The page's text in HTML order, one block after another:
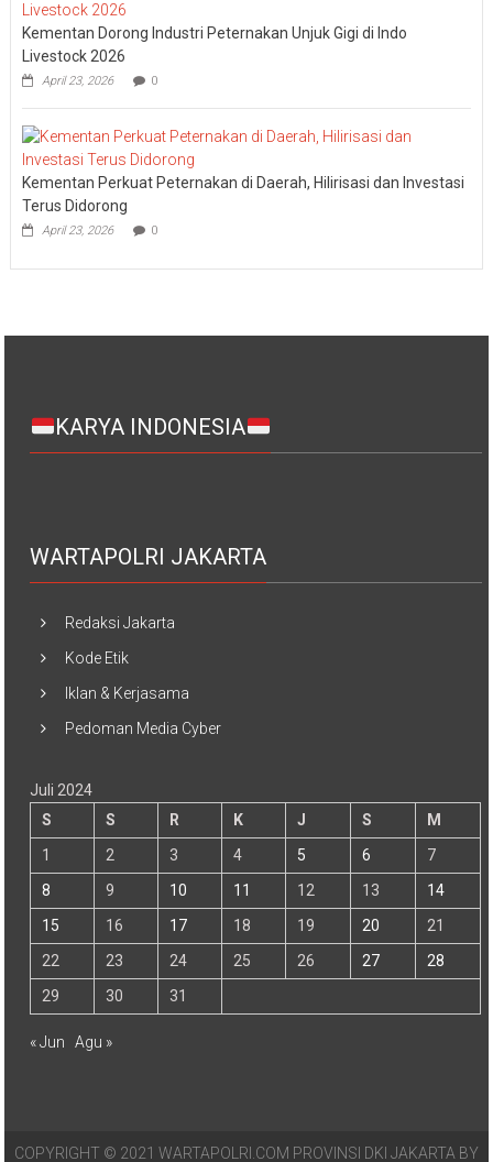
Kementan Dorong Industri Peternakan Unjuk Gigi di Indo
Livestock 2026
April 23, 2026 0
Kementan Perkuat Peternakan di Daerah, Hilirisasi dan Investasi
Terus Didorong
April 23, 2026 0
KARYA INDONESIA
WARTAPOLRI JAKARTA
Redaksi Jakarta
Kode Etik
Iklan & Kerjasama
Pedoman Media Cyber
Juli 2024
S
S R K J S
M
1
2 3 4 5 6
7
8
9 10 11 12 13
14
15
16 17 18 19 20
21
22
23 24 25 26 27
28
29
30 31
« Jun Agu »
COPYRIGHT © 2021 WARTAPOLRI.COM PROVINSI DKI JAKARTA BY